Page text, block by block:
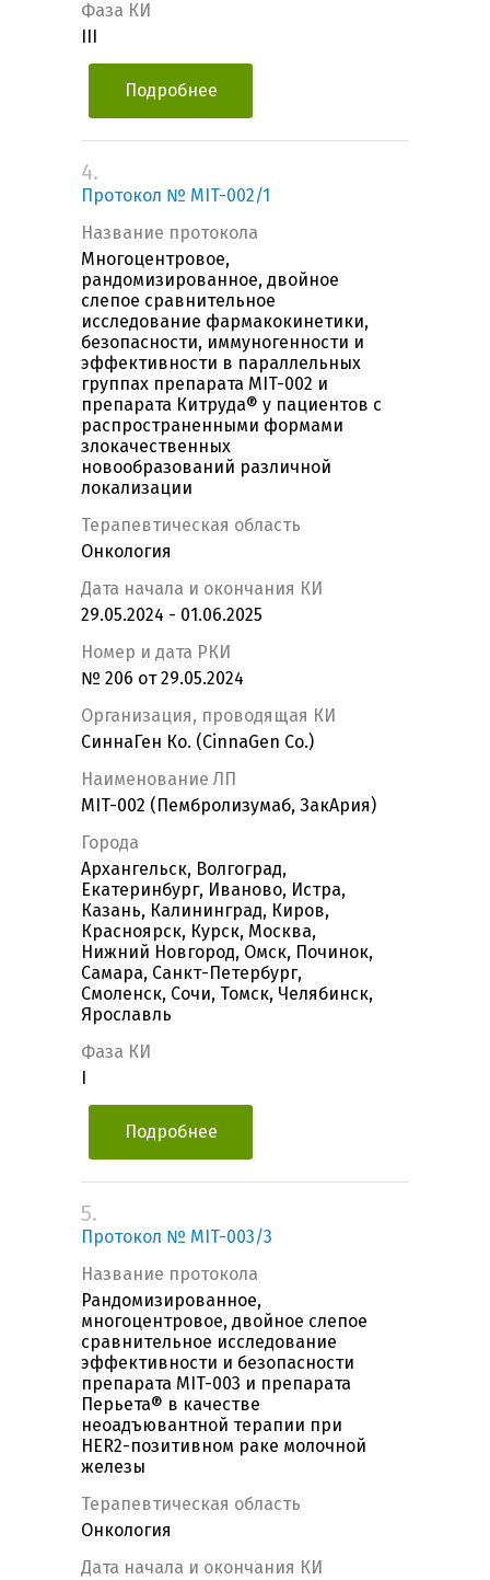
Фаза КИ
Подробнее
4.
Протокол № MIT-002/1
Название протокола
Многоцентровое,
рандомизированное, двойное
слепое сравнительное
исследование фармакокинетики,
безопасности, иммуногенности и
эффективности в параллельных
группах препарата MIT-002 и
препарата Китруда® у пациентов с
распространенными формами
злокачественных
новообразований различной
локализации
Терапевтическая область
Онкология
Дата начала и окончания КИ
29.05.2024 - 01.06.2025
Номер и дата РКИ
№ 206 от 29.05.2024
Организация, проводящая КИ
СиннаГен Ко. (CinnaGen Co.)
Наименование ЛП
MIT-002 (Пембролизумаб, ЗакАрия)
Города
Архангельск, Волгоград,
Екатеринбург, Иваново, Истра,
Казань, Калининград, Киров,
Красноярск, Курск, Москва,
Нижний Новгород, Омск, Починок,
Самара, Санкт-Петербург,
Смоленск, Сочи, Томск, Челябинск,
Ярославль
Фаза КИ
Подробнее
5.
Протокол № MIT-003/3
Название протокола
Рандомизированное,
многоцентровое, двойное слепое
сравнительное исследование
эффективности и безопасности
препарата MIT-003 и препарата
Перьета® в качестве
неоадъювантной терапии при
HER2-позитивном раке молочной
железы
Терапевтическая область
Онкология
Дата начала и окончания КИ